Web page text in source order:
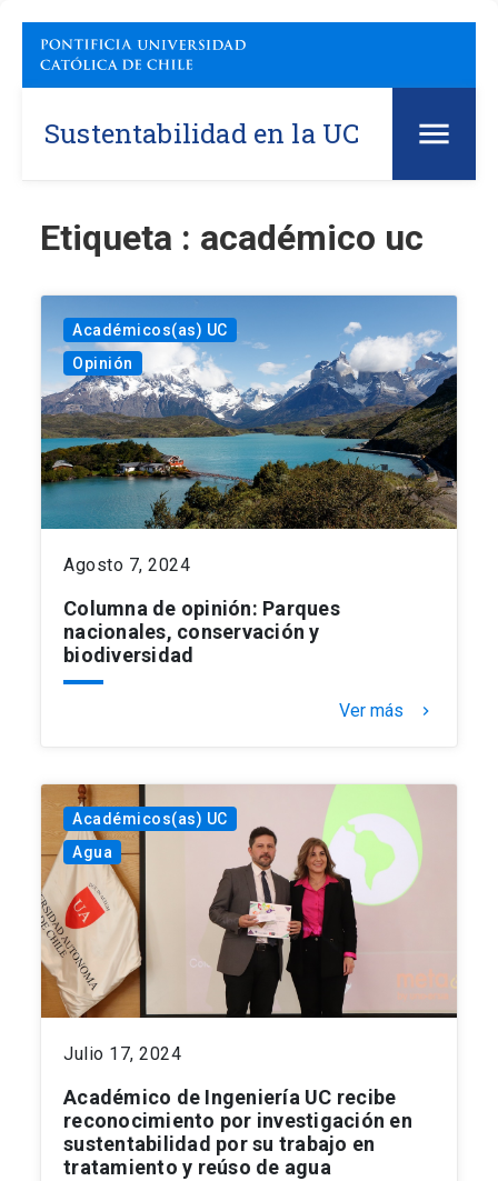
Sustentabilidad en la UC
Etiqueta : académico uc
Académicos(as) UC
Opinión
Agosto 7, 2024
Columna de opinión: Parques
nacionales, conservación y
biodiversidad
Ver más keyboard_arrow_right
Académicos(as) UC
Agua
Julio 17, 2024
Académico de Ingeniería UC recibe
reconocimiento por investigación en
sustentabilidad por su trabajo en
tratamiento y reúso de agua